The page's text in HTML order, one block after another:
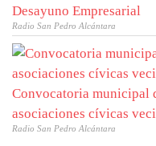
Desayuno Empresarial
Radio San Pedro Alcántara
Convocatoria municipal
asociaciones cívicas
Radio San Pedro Alcántara